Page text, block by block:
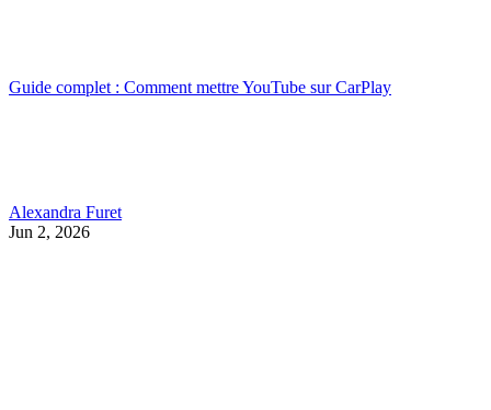
Guide complet : Comment mettre YouTube sur CarPlay
Alexandra Furet
Jun 2, 2026